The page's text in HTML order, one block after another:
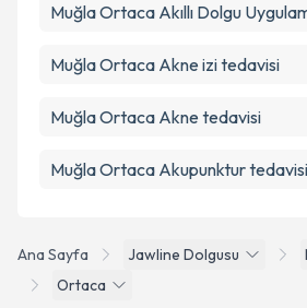
Ana Sayfa Jawline Dolgusu
Ortaca
Muğla Ortaca Akıllı Dolgu
Muğla Ortaca Akne izi tedavisi
Muğla Ortaca Akne tedavisi
Muğla Ortaca Akupunktur tedavisi